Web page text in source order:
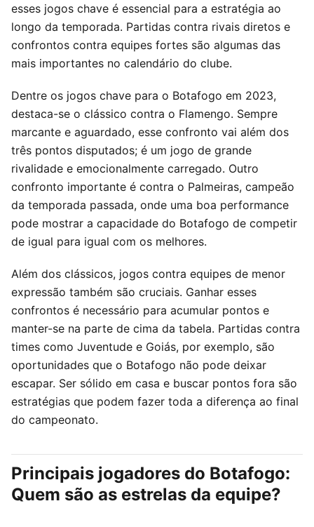
esses jogos chave é essencial para a estratégia ao
longo da temporada. Partidas contra rivais diretos e
confrontos contra equipes fortes são algumas das
mais importantes no calendário do clube.
Dentre os jogos chave para o Botafogo em 2023,
destaca-se o clássico contra o Flamengo. Sempre
marcante e aguardado, esse confronto vai além dos
três pontos disputados; é um jogo de grande
rivalidade e emocionalmente carregado. Outro
confronto importante é contra o Palmeiras, campeão
da temporada passada, onde uma boa performance
pode mostrar a capacidade do Botafogo de competir
de igual para igual com os melhores.
Além dos clássicos, jogos contra equipes de menor
expressão também são cruciais. Ganhar esses
confrontos é necessário para acumular pontos e
manter-se na parte de cima da tabela. Partidas contra
times como Juventude e Goiás, por exemplo, são
oportunidades que o Botafogo não pode deixar
escapar. Ser sólido em casa e buscar pontos fora são
estratégias que podem fazer toda a diferença ao final
do campeonato.
Principais jogadores do Botafogo:
Quem são as estrelas da equipe?